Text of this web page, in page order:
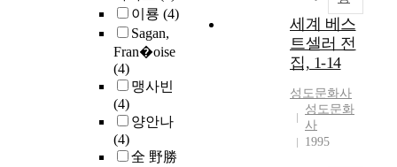
이룡 (4)
Sagan,
Fran�oise
(4)
맹사빈
(4)
양안나
(4)
全 野勝
세계 베스
트셀러 전
집, 1-14
성도문화사
성도문화
사
1995